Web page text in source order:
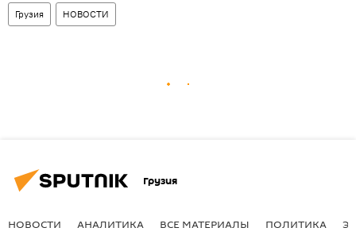
Грузия НОВОСТИ
Грузия
НОВОСТИ АНАЛИТИКА ВСЕ МАТЕРИАЛЫ ПОЛИТИКА